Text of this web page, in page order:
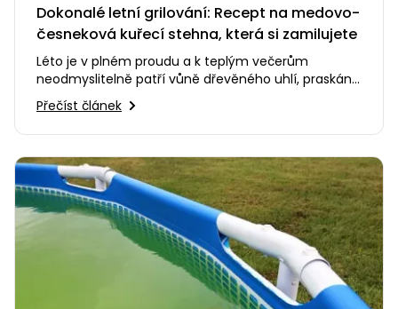
Dokonalé letní grilování: Recept na medovo-
česneková kuřecí stehna, která si zamilujete
Léto je v plném proudu a k teplým večerům
neodmyslitelně patří vůně dřevěného uhlí, praskání
ohně a smích s přáteli na…
Přečíst článek